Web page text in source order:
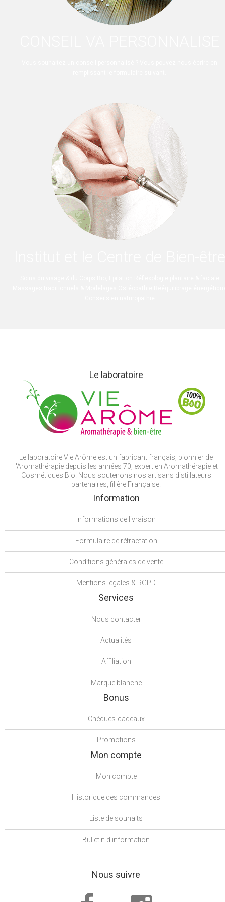
Le laboratoire
Le laboratoire Vie Arôme est un fabricant français, pionnier de
l'Aromathérapie depuis les années 70, expert en Aromathérapie et
Cosmétiques Bio. Nous soutenons nos artisans distillateurs
partenaires, filière Française.
Information
Informations de livraison
Formulaire de rétractation
Conditions générales de vente
Mentions légales & RGPD
Services
Nous contacter
Actualités
Affiliation
Marque blanche
Bonus
Chèques-cadeaux
Promotions
Mon compte
Mon compte
Historique des commandes
Liste de souhaits
Bulletin d'information
Nous suivre